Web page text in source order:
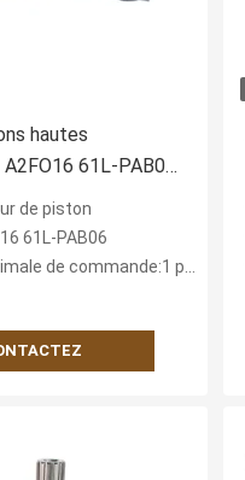
hautes
61L-PAB06 :
chinoise – une
hydraulique
de piston
61L-PAB06
de commande:1 pièce